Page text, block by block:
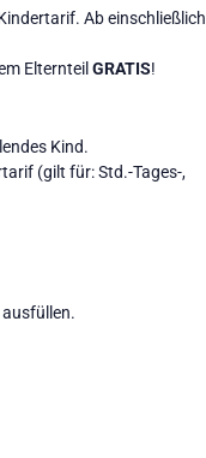
Ab einschließlich
Elternteil GRATIS!
Kind.
(gilt für: Std.-Tages-,